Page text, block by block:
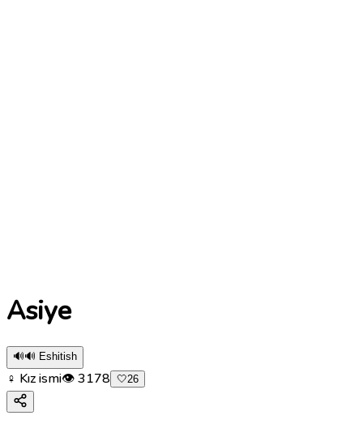
Asiye
🔊🔊 Eshitish
♀ Kız ismi👁3178 🤍26